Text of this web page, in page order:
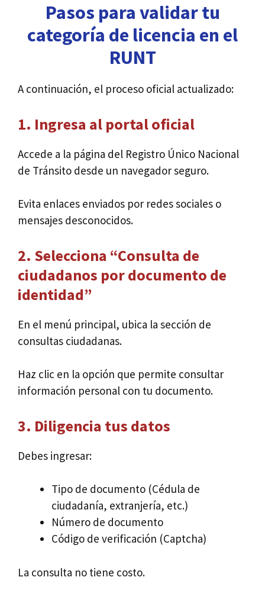
Pasos para validar tu
categoría de licencia en el
RUNT
A continuación, el proceso oficial actualizado:
1. Ingresa al portal oficial
Accede a la página del Registro Único Nacional
de Tránsito desde un navegador seguro.
Evita enlaces enviados por redes sociales o
mensajes desconocidos.
2. Selecciona “Consulta de
ciudadanos por documento de
identidad”
En el menú principal, ubica la sección de
consultas ciudadanas.
Haz clic en la opción que permite consultar
información personal con tu documento.
3. Diligencia tus datos
Debes ingresar:
Tipo de documento (Cédula de
ciudadanía, extranjería, etc.)
Número de documento
Código de verificación (Captcha)
La consulta no tiene costo.